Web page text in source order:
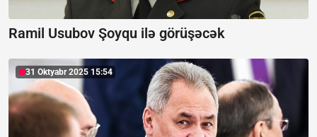
Ramil Usubov Şoyqu ilə görüşəcək
31 Oktyabr 2025 15:54